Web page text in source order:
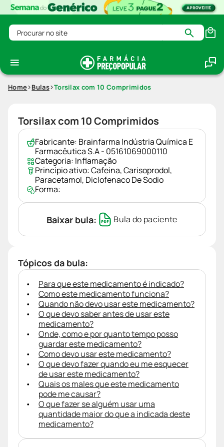
Procurar no site
Home Bulas Torsilax com 10 Comprimidos
Torsilax com 10 Comprimidos
Fabricante: Brainfarma Indústria Química E
Farmacêutica S.A - 05161069000110
Categoria: Inflamação
Princípio ativo:Cafeina,Carisoprodol,
Paracetamol, Diclofenaco De Sodio
Forma:
Baixar bula: Bula do paciente
Tópicos da bula:
Para que este medicamento é indicado?
Como este medicamento funciona?
Quando não devo usar este medicamento?
O que devo saber antes de usar este
medicamento?
Onde, como e por quanto tempo posso
guardar este medicamento?
Como devo usar este medicamento?
O que devo fazer quando eu me esquecer
de usar este medicamento?
Quais os males que este medicamento
pode me causar?
O que fazer se alguém usar uma
quantidade maior do que a indicada deste
medicamento?